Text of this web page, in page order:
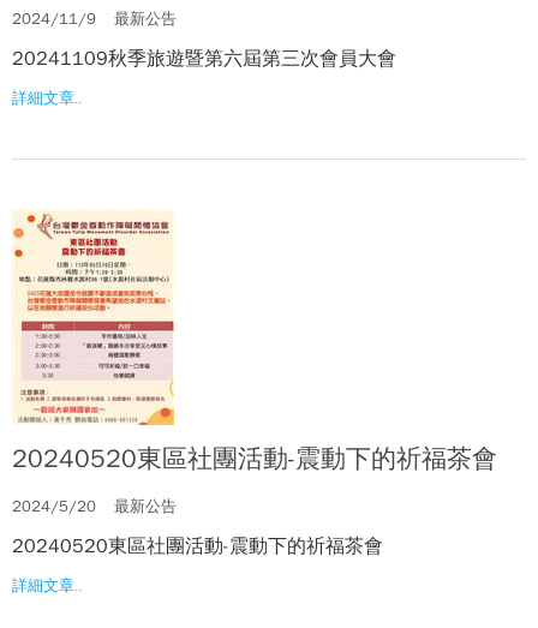
2024/11/9 最新公告
20241109秋季旅遊暨第六屆第三次會員大會
詳細文章..
20240520東區社團活動-震動下的祈福茶會
2024/5/20 最新公告
20240520東區社團活動-震動下的祈福茶會
詳細文章..